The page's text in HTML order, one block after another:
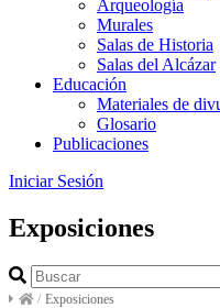
Arqueología
Murales
Salas de Historia
Salas del Alcázar
Educación
Materiales de
Glosario
Publicaciones
Iniciar Sesión
Exposiciones
/ Exposiciones